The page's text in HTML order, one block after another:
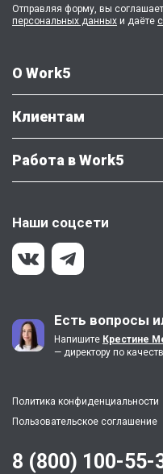
О Work5
Клиентам
Работа в Work5
Наши соцсети
Есть вопросы
Напишите Крестине
— директору по
Политика конфиденциальности
Пользовательское соглашение
Отправляя форму, вы
персональных данных и даёте
8 (800) 100-55-